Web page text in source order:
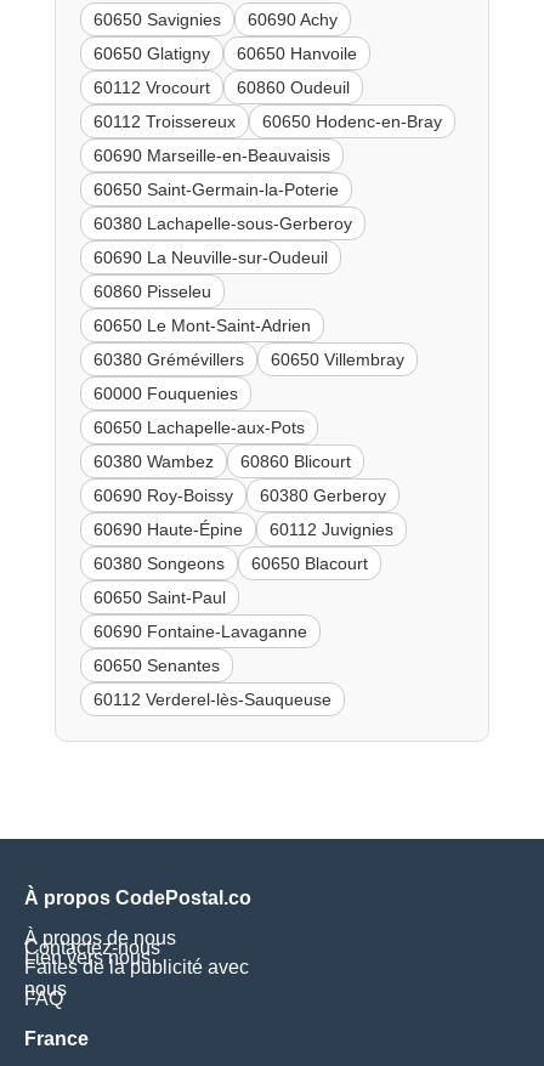
60650 Savignies
60690 Achy
60650 Glatigny
60650 Hanvoile
60112 Vrocourt
60860 Oudeuil
60112 Troissereux
60650 Hodenc-en-Bray
60690 Marseille-en-Beauvaisis
60650 Saint-Germain-la-Poterie
60380 Lachapelle-sous-Gerberoy
60690 La Neuville-sur-Oudeuil
60860 Pisseleu
60650 Le Mont-Saint-Adrien
60380 Grémévillers
60650 Villembray
60000 Fouquenies
60650 Lachapelle-aux-Pots
60380 Wambez
60860 Blicourt
60690 Roy-Boissy
60380 Gerberoy
60690 Haute-Épine
60112 Juvignies
60380 Songeons
60650 Blacourt
60650 Saint-Paul
60690 Fontaine-Lavaganne
60650 Senantes
60112 Verderel-lès-Sauqueuse
À propos CodePostal.co
À propos de nous
Contactez-nous
Lien vers nous
Faites de la publicité avec
nous
FAQ
France